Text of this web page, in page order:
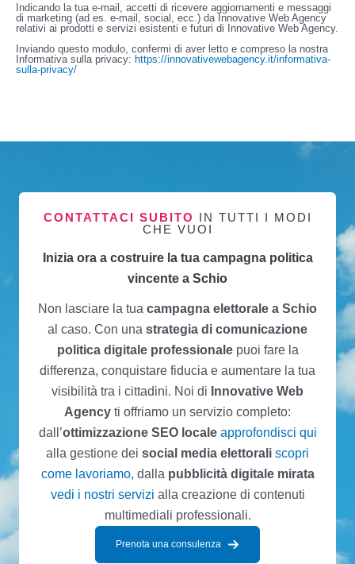
Indicando la tua e-mail, accetti di ricevere aggiornamenti e messaggi
di marketing (ad es. e-mail, social, ecc.) da Innovative Web Agency
relativi ai prodotti e servizi esistenti e futuri di Innovative Web Agency.
Inviando questo modulo, confermi di aver letto e compreso la nostra
Informativa sulla privacy: https://innovativewebagency.it/informativa-
sulla-privacy/
CONTATTACI SUBITO IN TUTTI I MODI
CHE VUOI
Inizia ora a costruire la tua campagna politica
vincente a Schio
Non lasciare la tua campagna elettorale a Schio
al caso. Con una strategia di comunicazione
politica digitale professionalepuoi fare la
differenza, conquistare fiducia e aumentare la tua
visibilità tra i cittadini. Noi di Innovative Web
Agency ti offriamo un servizio completo:
dall’ottimizzazione SEO locale approfondisci qui
alla gestione dei social media elettorali scopri
come lavoriamo, dalla pubblicità digitale mirata
vedi i nostri servizi alla creazione di contenuti
multimediali professionali.
Prenota una consulenza